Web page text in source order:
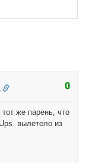
0
же парень, что
вылетело из